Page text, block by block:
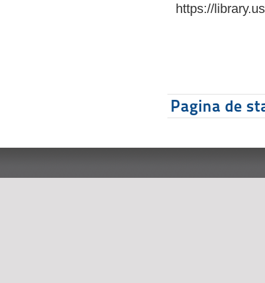
https://
Pagina de